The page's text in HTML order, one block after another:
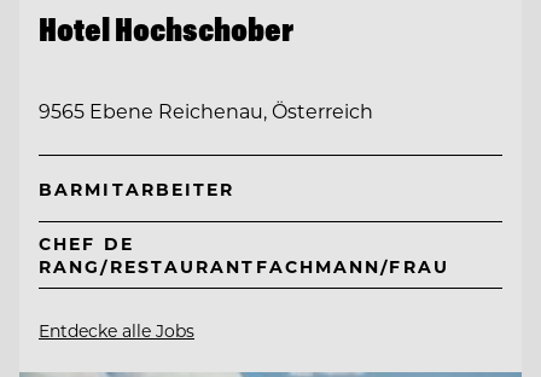
Hotel Hochschober
9565 Ebene Reichenau, Österreich
BARMITARBEITER
CHEF DE
RANG/RESTAURANTFACHMANN/FRAU
Entdecke alle Jobs